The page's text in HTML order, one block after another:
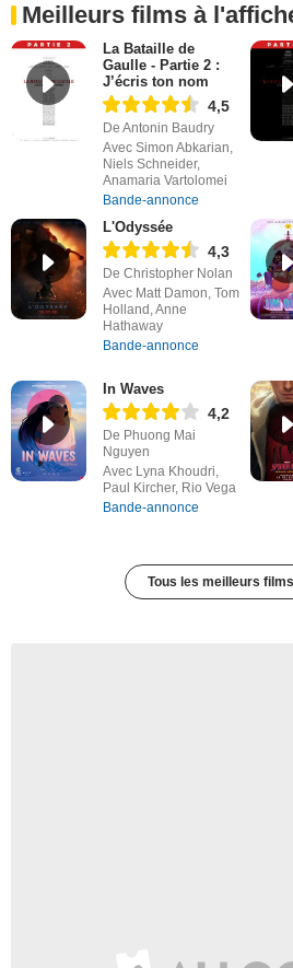
Meilleurs films à
La Bataille de
Gaulle - Partie 2 :
J’écris ton nom
4,5
De Antonin Baudry
Avec Simon Abkarian,
Niels Schneider,
Anamaria Vartolomei
Bande-annonce
L'Odyssée
4,3
De Christopher Nolan
Avec Matt Damon, Tom
Holland, Anne
Hathaway
Bande-annonce
In Waves
4,2
De Phuong Mai
Nguyen
Avec Lyna Khoudri,
Paul Kircher, Rio Vega
Bande-annonce
Tous les meilleurs